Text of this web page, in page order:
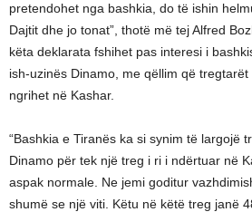
pretendohet nga bashkia, do të ishin
Dajtit dhe jo tonat”, thotë më tej Alfred
këta deklarata fshihet pas interesi i
ish-uzinës Dinamo, me qëllim që
ngrihet në Kashar.
“Bashkia e Tiranës ka si synim të largojë
Dinamo për tek një treg i ri i ndërtuar në
aspak normale. Ne jemi goditur
shumë se një viti. Këtu në këtë treg janë